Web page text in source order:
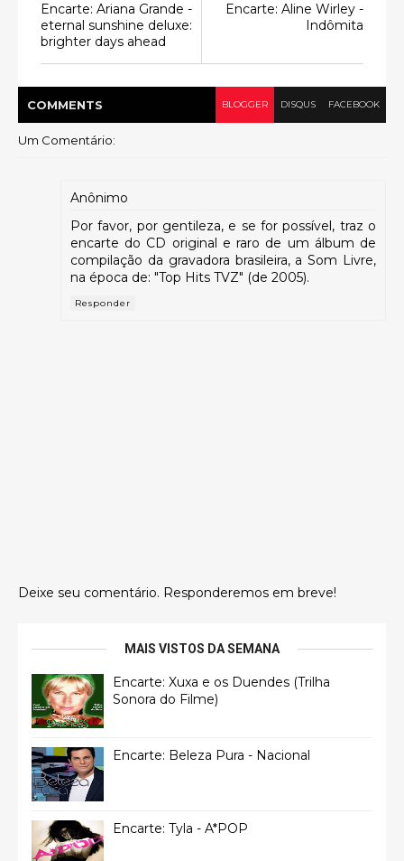
Encarte: Aline Wirley -
Indômita
Encarte: Ariana Grande -
eternal sunshine deluxe:
brighter days ahead
COMMENTS BLOGGER DISQUS FACEBOOK
Um Comentário:
Anônimo
Por favor, por gentileza, e se for possível, traz o
encarte do CD original e raro de um álbum de
compilação da gravadora brasileira, a Som Livre,
na época de: "Top Hits TVZ" (de 2005).
Responder
Deixe seu comentário. Responderemos em breve!
MAIS VISTOS DA SEMANA
Encarte: Xuxa e os Duendes (Trilha
Sonora do Filme)
Encarte: Beleza Pura - Nacional
Encarte: Tyla - A*POP